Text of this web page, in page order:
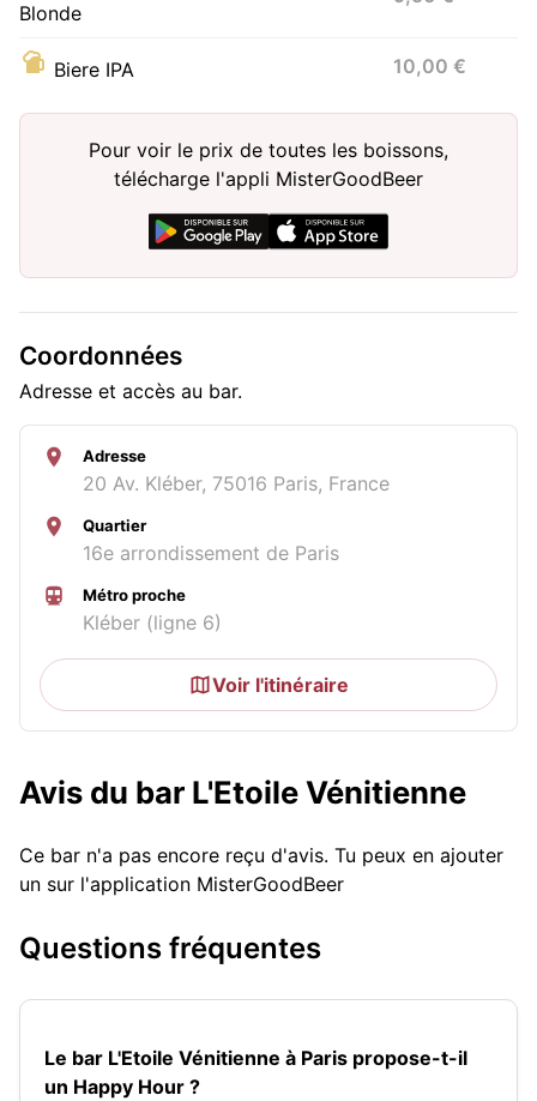
Blonde
Biere IPA 10,00 €
Pour voir le prix de toutes les boissons,
télécharge l'appli MisterGoodBeer
Coordonnées
Adresse et accès au bar.
Adresse
20 Av. Kléber, 75016 Paris, France
Quartier
16e arrondissement de Paris
Métro proche
Kléber (ligne 6)
Voir l'itinéraire
Avis du bar L'Etoile Vénitienne
Ce bar n'a pas encore reçu d'avis. Tu peux en ajouter
un sur l'application MisterGoodBeer
Questions fréquentes
Le bar L'Etoile Vénitienne à Paris propose-t-il
un Happy Hour ?